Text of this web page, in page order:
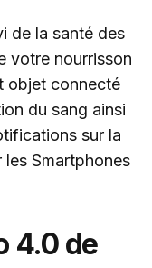
de la santé des
votre nourrisson
objet connecté
du sang ainsi
sur la
Smartphones
4.0 de